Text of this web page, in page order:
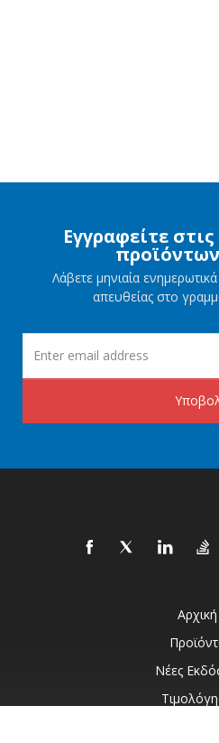
Εγγραφείτε
Λάβετε μηνιαία
απευθείας στο
Αρχική
Νέες